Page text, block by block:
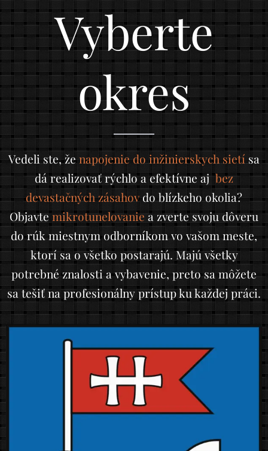
Vyberte
okres
Vedeli ste, ženapojenie do inžinierskych sietí sa
dá realizovať rýchlo a efektívne ajbez
devastačných zásahovdo blízkeho okolia?
Objavtemikrotunelovaniea zverte svoju dôveru
do rúk miestnym odborníkom vo vašom meste,
ktorí sa o všetko postarajú. Majú všetky
potrebné znalosti a vybavenie, preto sa môžete
sa tešiť na profesionálny prístup ku každej práci.